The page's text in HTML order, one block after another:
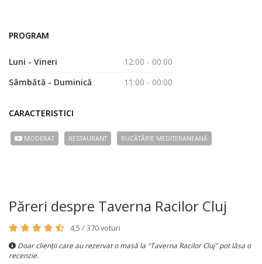
PROGRAM
Luni - Vineri
12:00 - 00:00
Sâmbătă - Duminică
11:00 - 00:00
CARACTERISTICI
MODERAT RESTAURANT BUCÃTÃRIE MEDITERANEANĂ
Păreri despre Taverna Racilor Cluj
4,5 / 370 voturi
Doar clienții care au rezervat o masă la "Taverna Racilor Cluj" pot lăsa o
recenzie.